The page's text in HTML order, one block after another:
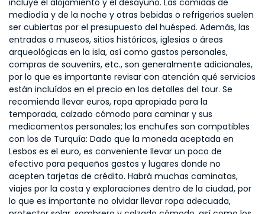
incluye el alojamiento y el desayuno. Las comidas de
mediodía y de la noche y otras bebidas o refrigerios suelen
ser cubiertas por el presupuesto del huésped. Además, las
entradas a museos, sitios históricos, iglesias o áreas
arqueológicas en la isla, así como gastos personales,
compras de souvenirs, etc., son generalmente adicionales,
por lo que es importante revisar con atención qué servicios
están incluídos en el precio en los detalles del tour. Se
recomienda llevar euros, ropa apropiada para la
temporada, calzado cómodo para caminar y sus
medicamentos personales; los enchufes son compatibles
con los de Turquía: Dado que la moneda aceptada en
Lesbos es el euro, es conveniente llevar un poco de
efectivo para pequeños gastos y lugares donde no
acepten tarjetas de crédito. Habrá muchas caminatas,
viajes por la costa y exploraciones dentro de la ciudad, por
lo que es importante no olvidar llevar ropa adecuada,